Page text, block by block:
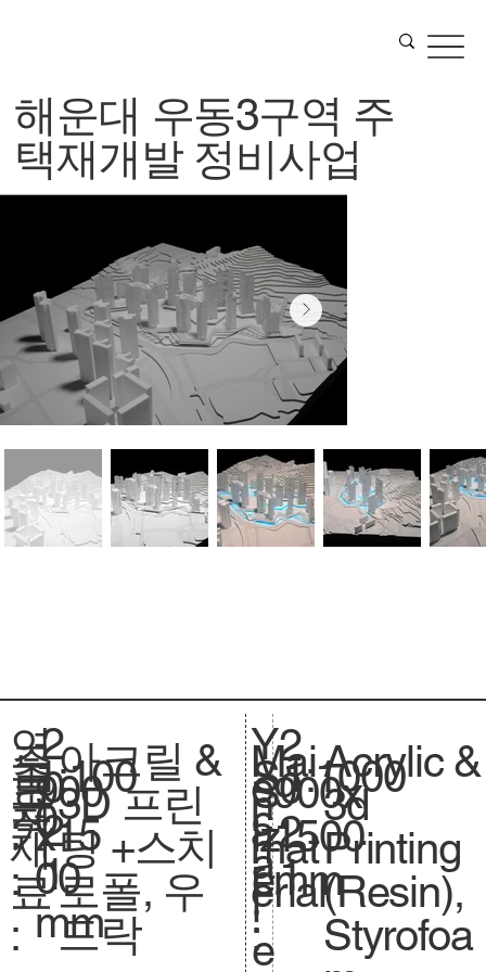
해운대 우동3구역 주
택재개발 정비사업
연
도
:
2
0
2
1
주
요
재
료
:
축
척
.
아크릴 &
3D 프린
팅 +스치
로폴, 우
드락
1:100
0
크
기
.
900
x15
00
mm
Y
e
a
r
:
Mai
n
mat
erial
:
S
c
a
l
e
S
iz
e.
2
0
2
1
1:1000
900x
1500
mm
Acrylic &
3d
Printing
(Resin),
Styrofoa